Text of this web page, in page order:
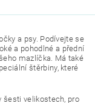
a psy. Podívejte se
a pohodlné a přední
mazlíčka. Má také
štěrbiny, které
šesti velikostech, pro